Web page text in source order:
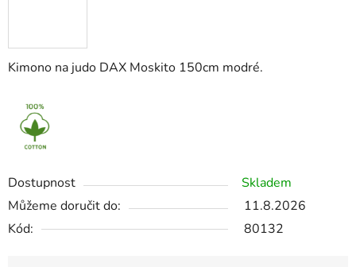
Kimono na judo DAX Moskito 150cm modré.
Dostupnost
Skladem
Můžeme doručit do:
11.8.2026
Kód:
80132